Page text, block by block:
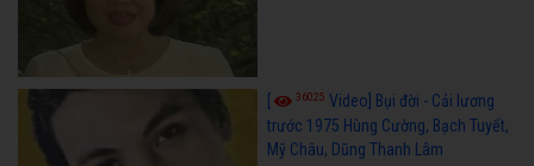
36025 Video] Bụi đời - Cải lương
trước 1975 Hùng Cường, Bạch Tuyết,
Mỹ Châu, Dũng Thanh Lâm